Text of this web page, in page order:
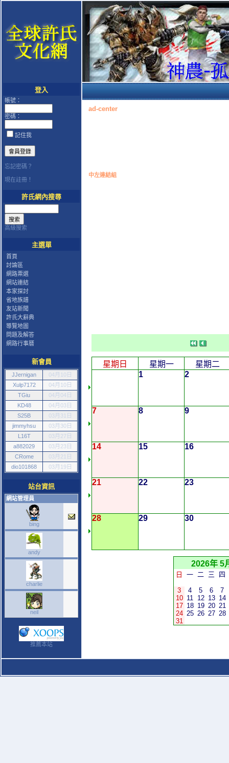
登入
帳號：
密碼：
記住我
忘記密碼？
現在註冊！
許氏網內搜尋
高級搜索
主選單
首頁
討論區
網路票選
網站連結
本家探討
省地族譜
友站新聞
許氏大辭典
導覽地圖
問題及解答
網路行事曆
新會員
JJernigan
04月10日
Xulp7172
04月10日
TGiu
04月04日
KD48
04月03日
S25B
03月31日
jimmyhsu
03月30日
L16T
03月27日
a882029
03月23日
CRome
03月21日
dio101868
03月19日
站台資訊
網站管理員
bing
andy
charlie
neil
推薦本站
ad-center
中左連結組
星期日 星期一
星期二
1
2
7 8 9
14 15 16
21 22 23
28 29 30
2026年 5
日 一 二 三 四
3 4 5 6
7
10 11 12 13 14
17 18 19 20 21
24 25 26 27 28
31